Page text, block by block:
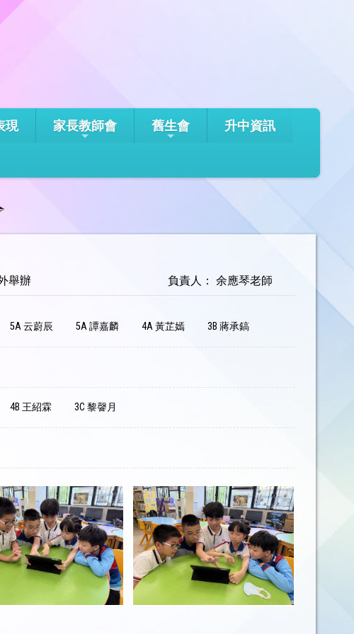
現 家長教師會 舊生會 升中資訊
舉辦 負責人： 余應琴老師
5A 云蔚辰 5A 譚嘉麟 4A 黃芷嫣 3B 蔣承鎬
4B 王紹霖 3C 黎韾月